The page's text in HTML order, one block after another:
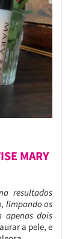
MARY
resultados
limpando os
apenas dois
a pele, e